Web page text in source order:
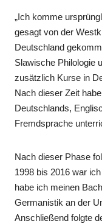
„Ich komme
gesagt von der
Deutschland
Slawische Philologie
zusätzlich Kurse in
Nach dieser Zeit
Deutschlands,
Fremdsprache
Nach dieser Phase
1998 bis 2016 war
habe ich meinen
Germanistik an der
Anschließend folgte